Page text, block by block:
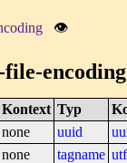
👁
encoding
Kontext Typ
none uuid
none tagname